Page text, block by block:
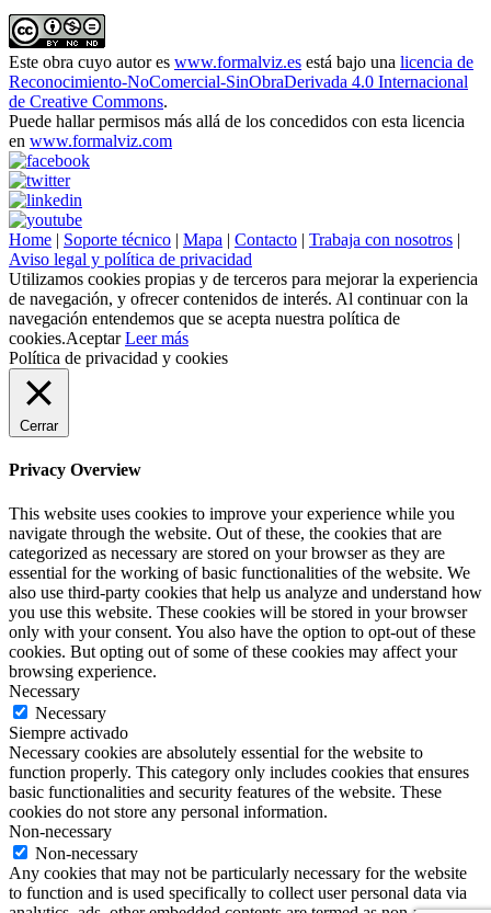
Este obra cuyo autor es www.formalviz.es está bajo una licencia de
Reconocimiento-NoComercial-SinObraDerivada 4.0 Internacional
de Creative Commons.
Puede hallar permisos más allá de los concedidos con esta licencia
en www.formalviz.com
Home | Soporte técnico | Mapa | Contacto | Trabaja con nosotros |
Aviso legal y política de privacidad
Utilizamos cookies propias y de terceros para mejorar la experiencia
de navegación, y ofrecer contenidos de interés. Al continuar con la
navegación entendemos que se acepta nuestra política de
cookies.Aceptar Leer más
Política de privacidad y cookies
Cerrar
Privacy Overview
This website uses cookies to improve your experience while you
navigate through the website. Out of these, the cookies that are
categorized as necessary are stored on your browser as they are
essential for the working of basic functionalities of the website. We
also use third-party cookies that help us analyze and understand how
you use this website. These cookies will be stored in your browser
only with your consent. You also have the option to opt-out of these
cookies. But opting out of some of these cookies may affect your
browsing experience.
Necessary
Necessary
Siempre activado
Necessary cookies are absolutely essential for the website to
function properly. This category only includes cookies that ensures
basic functionalities and security features of the website. These
cookies do not store any personal information.
Non-necessary
Non-necessary
Any cookies that may not be particularly necessary for the website
to function and is used specifically to collect user personal data via